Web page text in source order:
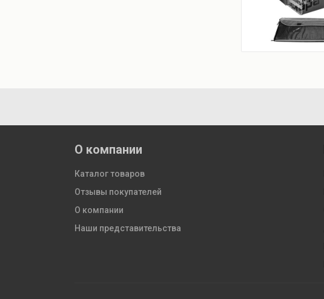
О компании
Каталог товаров
Отзывы покупателей
О компании
Наши представительства